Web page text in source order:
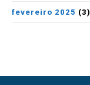
fevereiro 2025 (3)